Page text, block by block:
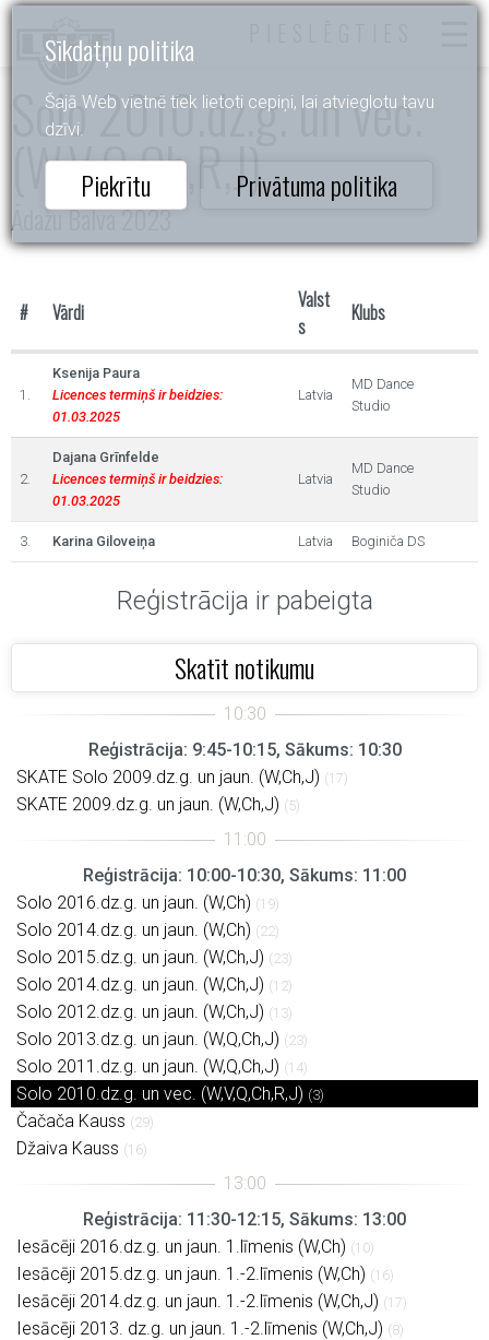
Sīkdatņu politika
Šajā Web vietnē tiek lietoti cepiņi, lai atvieglotu tavu
dzīvi.
Piekrītu Privātuma politika
Solo 2010.dz.g. un vec.
(W,V,Q,Ch,R,J)
Ādažu Balva 2023
# Vārdi
Valst
s
Klubs
1.
Ksenija Paura
Licences termiņš ir beidzies:
01.03.2025
Latvia
MD Dance
Studio
2.
Dajana Grīnfelde
Licences termiņš ir beidzies:
01.03.2025
Latvia
MD Dance
Studio
3. Karina Giloveiņa Latvia Boginiča DS
Reģistrācija ir pabeigta
Skatīt notikumu
Reģistrācija: 9:45-10:15, Sākums: 10:30
SKATE Solo 2009.dz.g. un jaun. (W,Ch,J) (17)
SKATE 2009.dz.g. un jaun. (W,Ch,J) (5)
Reģistrācija: 10:00-10:30, Sākums: 11:00
Solo 2016.dz.g. un jaun. (W,Ch) (19)
Solo 2014.dz.g. un jaun. (W,Ch) (22)
Solo 2015.dz.g. un jaun. (W,Ch,J) (23)
Solo 2014.dz.g. un jaun. (W,Ch,J) (12)
Solo 2012.dz.g. un jaun. (W,Ch,J) (13)
Solo 2013.dz.g. un jaun. (W,Q,Ch,J) (23)
Solo 2011.dz.g. un jaun. (W,Q,Ch,J) (14)
Solo 2010.dz.g. un vec. (W,V,Q,Ch,R,J) (3)
Čačača Kauss (29)
Džaiva Kauss (16)
Reģistrācija: 11:30-12:15, Sākums: 13:00
Iesācēji 2016.dz.g. un jaun. 1.līmenis (W,Ch) (10)
Iesācēji 2015.dz.g. un jaun. 1.-2.līmenis (W,Ch) (16)
Iesācēji 2014.dz.g. un jaun. 1.-2.līmenis (W,Ch,J) (17)
Iesācēji 2013. dz.g. un jaun. 1.-2.līmenis (W,Ch,J) (8)